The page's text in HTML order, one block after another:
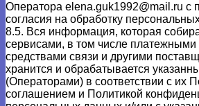
Оператора elena.guk1992@mail.ru с
согласия на обработку
8.5. Вся информация, которая
сервисами, в том числе платежными
средствами связи и другими
хранится и обрабатывается
(Операторами) в соответствии с их
соглашением и Политикой